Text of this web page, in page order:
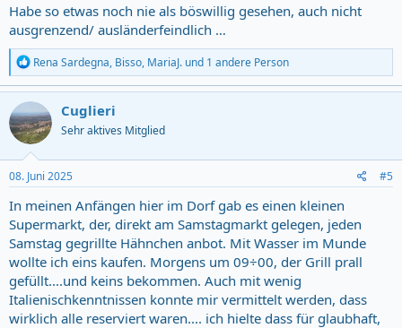
Kommen wir nun zur Kernthematik, die uns heute verwundert hat.
An der Straße in Arbatax sind mir heute einige Straßenstände mit
Obst und Gemüse ins Auge gestochen. Als wir weiterfuhren fanden
wir dann einen kleinen Erdbeerstand direkt an einem kleinen Feld
neben der Straße. Wir hielten bereits ganz euphorisch an und
warteten hinter den zwei Herren vor uns. Kurz bevor wir an der
Reihe waren sagte uns die Verkäuferin nur “Sono finite, ragazzi”,
bevor wir überhaupt irgendetwas sagen konnten.
Wir waren sehr verwundert, da dort noch mindestens eine reichlich
gefüllte Palette Erdbeeren sichtbar stand und hinter uns keiner
mehr anstand. Enttäuscht und verdutzt setzten wir uns wieder ins
Auto. Währenddessen kamen zwei neue Personen, die problemlos
Erdbeeren bekommen haben.
Die Erfahrung versuche ich immer noch zu verstehen. Ich
Habe so etwas noch nie als böswillig gesehen, auch nicht
ausgrenzend/ ausländerfeindlich …
R
e
a
c
t
i
o
n
s
:
Rena Sardegna, Bisso, MariaJ. und 1 andere Person
Cuglieri
Sehr aktives Mitglied
08. Juni 2025 #5
In meinen Anfängen hier im Dorf gab es einen kleinen
Supermarkt, der, direkt am Samstagmarkt gelegen, jeden
Samstag gegrillte Hähnchen anbot. Mit Wasser im Munde
wollte ich eins kaufen. Morgens um 09÷00, der Grill prall
gefüllt....und keins bekommen. Auch mit wenig
Italienischkenntnissen konnte mir vermittelt werden, dass
wirklich alle reserviert waren.... ich hielte dass für glaubhaft,